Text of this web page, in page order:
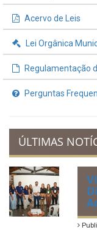
Acervo de Leis
Lei Orgânica
Regulamentação
Perguntas
ÚLTIMAS